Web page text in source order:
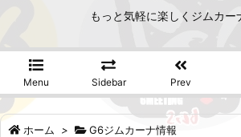
もっと気軽に楽しくジムカー
Menu Sidebar Prev
ホーム > G6ジムカーナ情報